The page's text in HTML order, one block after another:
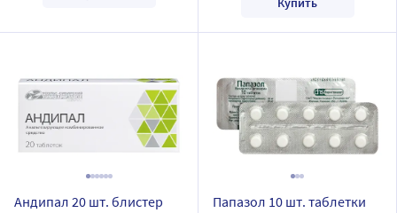
Андипал 20 шт. блистер
Папазол 10 шт. таблетки